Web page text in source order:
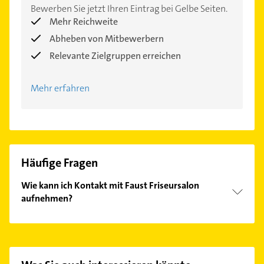
Bewerben Sie jetzt Ihren Eintrag bei Gelbe Seiten.
Mehr Reichweite
Abheben von Mitbewerbern
Relevante Zielgruppen erreichen
Mehr erfahren
Häufige Fragen
Wie kann ich Kontakt mit Faust Friseursalon
aufnehmen?
Kontaktmöglichkeiten wie Adresse oder Mail in